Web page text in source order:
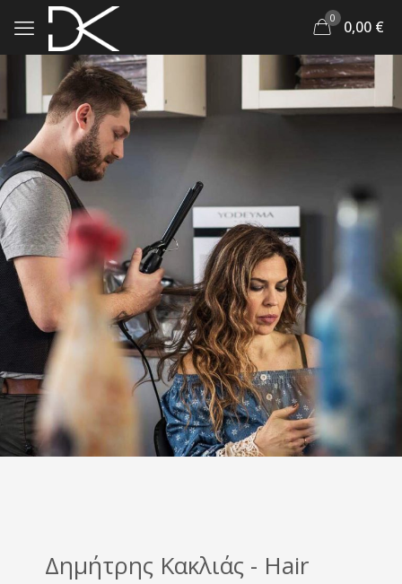
0 0,00 €
Δημήτρης Κακλιάς - Hair